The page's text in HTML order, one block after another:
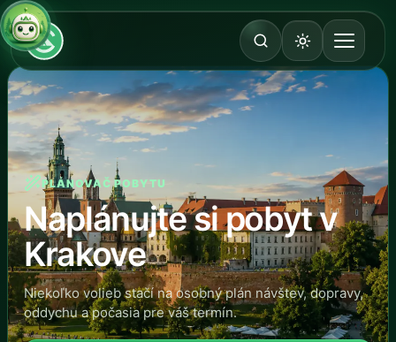
PLÁNOVAČ POBYTU
Naplánujte si pobyt v
Krakove
Niekoľko volieb stačí na osobný plán návštev, dopravy,
oddychu a počasia pre váš termín.